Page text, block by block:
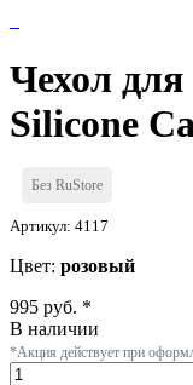
Чехол
Silicone
Без RuStore
Артикул: 4117
Цвет: розовый
995 руб. *
В наличии
*Акция действует при